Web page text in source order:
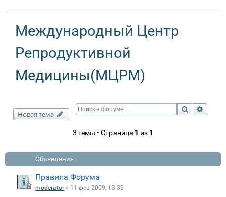
Международный Центр
Репродуктивной
Медицины(МЦРМ)
Новая тема
Поиск
3 темы • Страница 1 из 1
Объявления
Правила Форума
moderator » 11 фев 2009, 13:39